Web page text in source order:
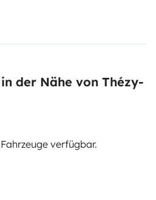
der Nähe von Thézy-
verfügbar.